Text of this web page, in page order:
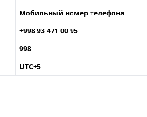
Мобильный номер телефона
+998 93 471 00 95
998
UTC+5